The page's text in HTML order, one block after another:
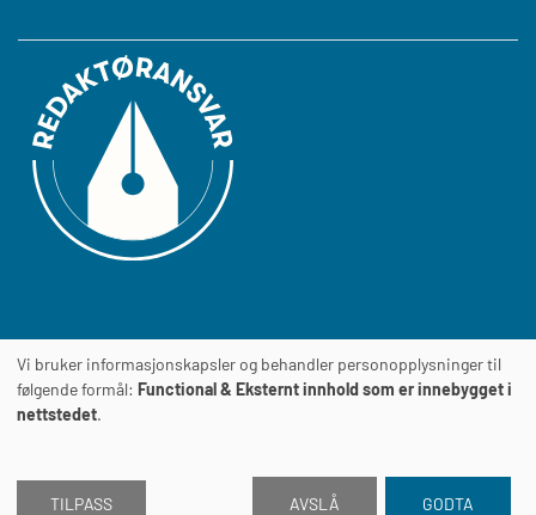
JournalensTILGJENGELIGHETSERKLÆRING
2026 © Journalen
Vi bruker informasjonskapsler og behandler personopplysninger til
følgende formål: Functional & Eksternt innhold som er innebygget i
nettstedet.
TILPASS AVSLÅ GODTA